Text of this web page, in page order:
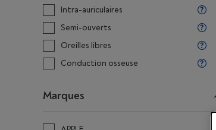
Intra-auriculaires
Semi-ouverts
Oreilles libres
Conduction osseuse
Marques